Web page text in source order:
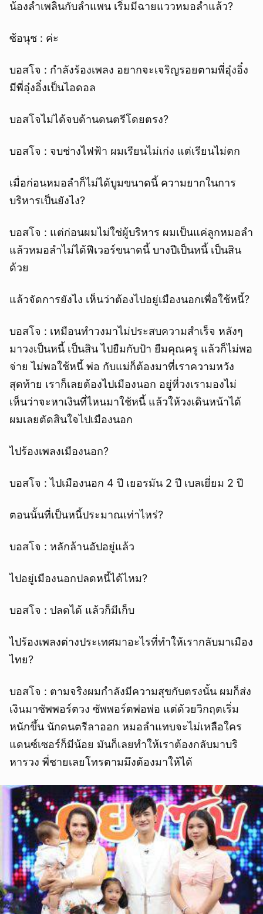
น้องลำเพลินกับลำแพน เริ่มมีฉายแววหมอลำแล้ว?
ซ้อนุช : ค่ะ
บอสโจ : กำลังร้องเพลง อยากจะเจริญรอยตามพี่อุ๋งอิ๋ง
มีพี่อุ๋งอิ๋งเป็นไอดอล
บอสโจไม่ได้จบด้านดนตรีโดยตรง?
บอสโจ : จบช่างไฟฟ้า ผมเรียนไม่เก่ง แต่เรียนไม่ตก
เมื่อก่อนหมอลำก็ไม่ได้บูมขนาดนี้ ความยากในการ
บริหารเป็นยังไง?
บอสโจ : แต่ก่อนผมไม่ใช่ผู้บริหาร ผมเป็นแค่ลูกหมอลำ
แล้วหมอลำไม่ได้ฟีเวอร์ขนาดนี้ บางปีเป็นหนี้ เป็นสิน
ด้วย
แล้วจัดการยังไง เห็นว่าต้องไปอยู่เมืองนอกเพื่อใช้หนี้?
บอสโจ : เหมือนทำวงมาไม่ประสบความสำเร็จ หลังๆ
มาวงเป็นหนี้ เป็นสิน ไปยืมกับป้า ยืมคุณครู แล้วก็ไม่พอ
จ่าย ไม่พอใช้หนี้ พ่อ กับแม่ก็ต้องมาที่เราความหวัง
สุดท้าย เราก็เลยต้องไปเมืองนอก อยู่ที่วงเรามองไม่
เห็นว่าจะหาเงินที่ไหนมาใช้หนี้ แล้วให้วงเดินหน้าได้
ผมเลยตัดสินใจไปเมืองนอก
ไปร้องเพลงเมืองนอก?
บอสโจ : ไปเมืองนอก 4 ปี เยอรมัน 2 ปี เบลเยี่ยม 2 ปี
ตอนนั้นที่เป็นหนี้ประมาณเท่าไหร่?
บอสโจ : หลักล้านอัปอยู่แล้ว
ไปอยู่เมืองนอกปลดหนี้ได้ไหม?
บอสโจ : ปลดได้ แล้วก็มีเก็บ
ไปร้องเพลงต่างประเทศมาอะไรที่ทำให้เรากลับมาเมือง
ไทย?
บอสโจ : ตามจริงผมกำลังมีความสุขกับตรงนั้น ผมก็ส่ง
เงินมาซัพพอร์ตวง ซัพพอร์ตพ่อพ่อ แต่ด้วยวิกฤตเริ่ม
หนักขึ้น นักดนตรีลาออก หมอลำแทบจะไม่เหลือใคร
แดนซ์เซอร์ก็มีน้อย มันก็เลยทำให้เราต้องกลับมาบริ
หารวง พี่ชายเลยโทรตามมึงต้องมาให้ได้
ยกเลิก